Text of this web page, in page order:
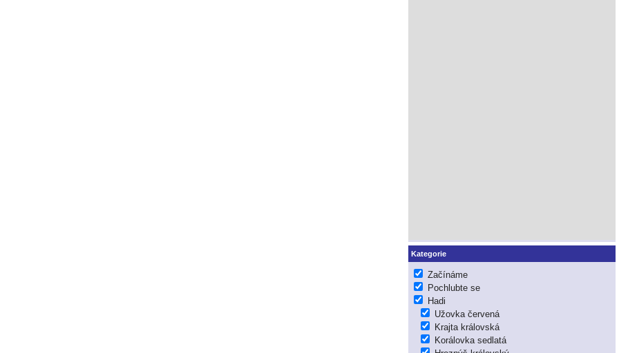
Kategorie
Začínáme
Pochlubte se
Hadi
Užovka červená
Krajta královská
Korálovka sedlatá